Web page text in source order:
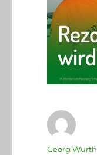
Autor
Georg Wurth